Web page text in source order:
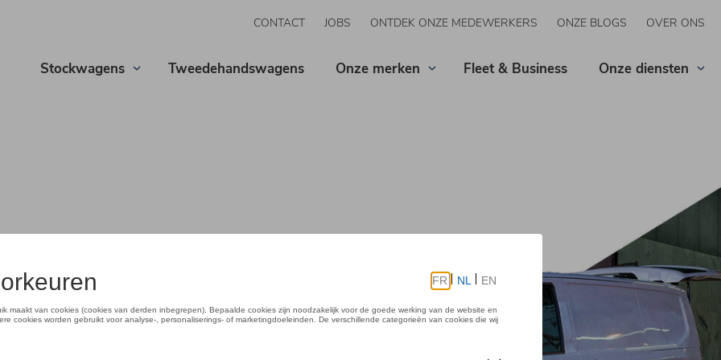
CONTACT JOBS ONTDEK ONZE MEDEWERKERS ONZE BLOGS OVER ONS
Stockwagens Tweedehandswagens Onze merken Fleet & Business Onze diensten
-